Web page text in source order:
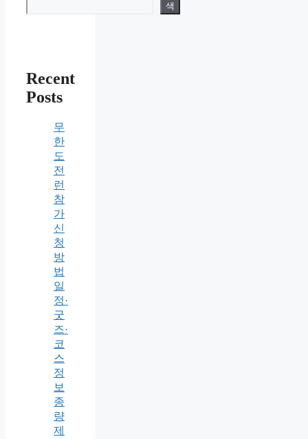
색
Recent
Posts
무
한
도
전
런
참
가
신
청
방
법
일
정·
굿
즈·
코
스
정
보
종
량
제